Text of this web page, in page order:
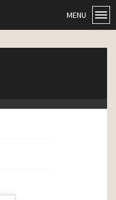
MENU